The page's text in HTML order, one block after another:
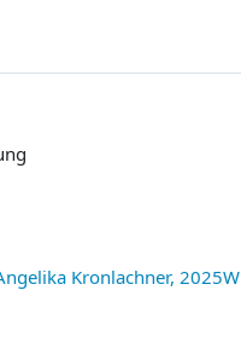
Kronlachner, 2025W